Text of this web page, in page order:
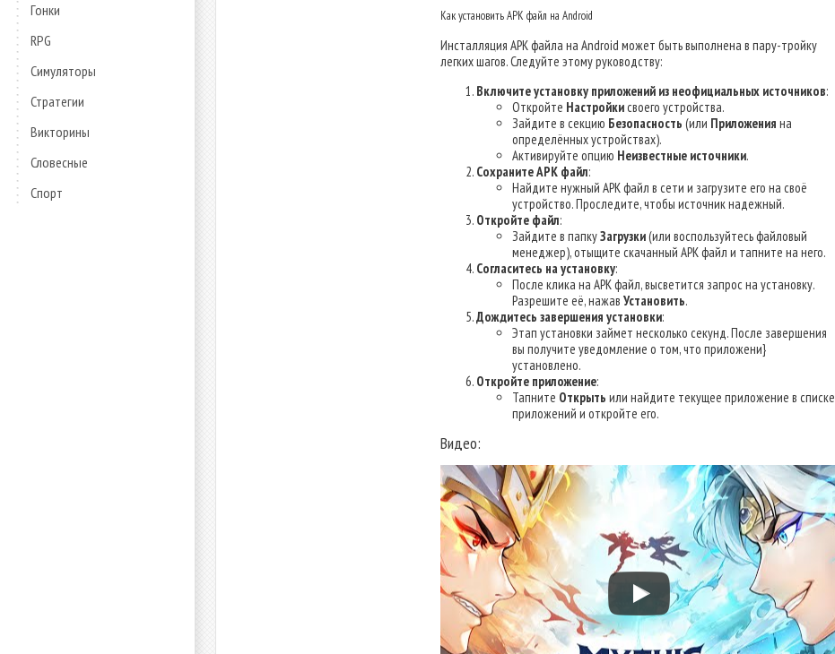
Гонки
RPG
Симуляторы
Стратегии
Викторины
Словесные
Спорт
Как установить APK файл на Android
Инсталляция APK файла на Android может быть выполнена в пару-тройку
легких шагов. Следуйте этому руководству:
Включите установку приложений из неофициальных источников:
Откройте Настройкисвоего устройства.
Зайдите в секцию Безопасность (или Приложения на
определённых устройствах).
Активируйте опцию Неизвестные источники.
Сохраните APK файл:
Найдите нужный APK файл в сети и загрузите его на своё
устройство. Проследите, чтобы источник надежный.
Откройте файл:
Зайдите в папкуЗагрузки(или воспользуйтесь файловый
менеджер), отыщите скачанный APK файл и тапните на него.
Согласитесь на установку:
После клика на APK файл, высветится запрос на установку.
Разрешите её, нажав Установить.
Дождитесь завершения установки:
Этап установки займет несколько секунд. После завершения
вы получите уведомление о том, что приложени}
установлено.
Откройте приложение:
Тапните Открыть или найдите текущее приложение в списке
приложений и откройте его.
Видео: